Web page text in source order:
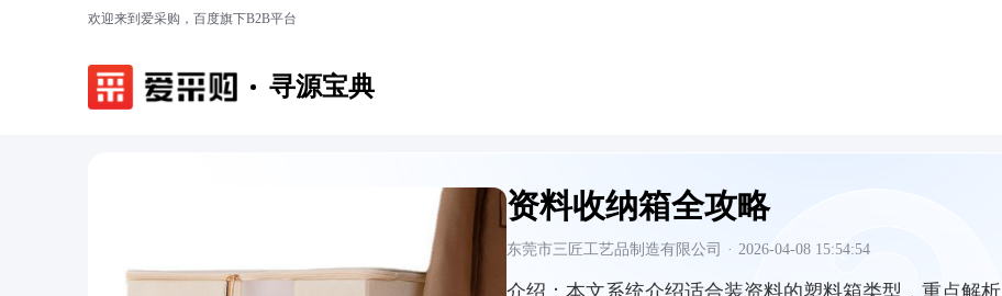
欢迎来到爱采购，百度旗下B2B平台
寻源宝典
资料收纳箱全攻略
东莞市三匠工艺品制造有限公司 · 2026-04-08 15:54:54
介绍： 本文系统介绍适合装资料的塑料箱类型，重点解析